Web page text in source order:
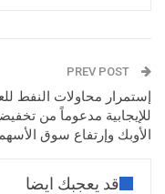
إستمرار محاولات النفط
للإيجابية مدعوماً من
الأوبك وإرتفاع سوق
قد يعجبك ايضا